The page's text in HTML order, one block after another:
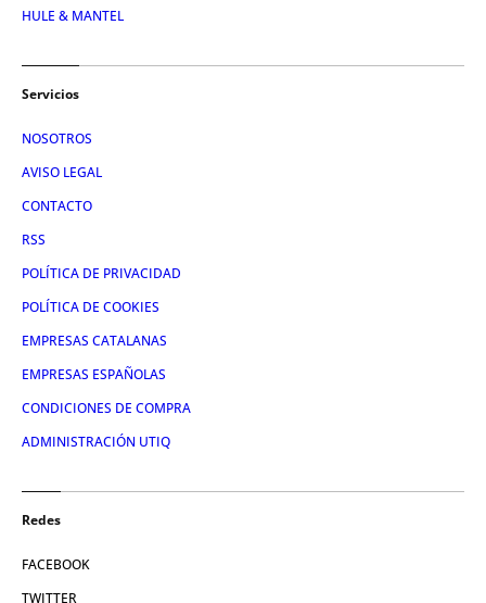
HULE & MANTEL
Servicios
NOSOTROS
AVISO LEGAL
CONTACTO
RSS
POLÍTICA DE PRIVACIDAD
POLÍTICA DE COOKIES
EMPRESAS CATALANAS
EMPRESAS ESPAÑOLAS
CONDICIONES DE COMPRA
ADMINISTRACIÓN UTIQ
Redes
FACEBOOK
TWITTER